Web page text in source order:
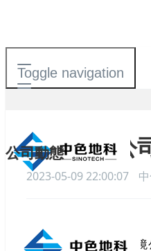
Toggle navigation
公司動態
中色環境公
2023-05-09 22:00:07
日前，由中色環